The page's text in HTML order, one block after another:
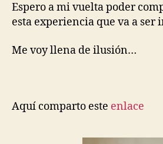
Espero a mi vuelta poder
esta experiencia que va a ser
Me voy llena de ilusión…
Aquí comparto este enlace